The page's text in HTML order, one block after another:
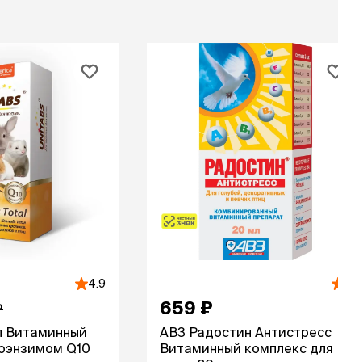
блох,
для
развивающие
Видеокамеры
Автоматический
Батарейки
Из натуральных
материалов
Игрушки с чипом
Интерактивные
С мятой
Текстильные
Дразнилки
Лазерные указки
4.9
Витаминный
Q10
659 ₽
АВЗ Радостин Антистресс
Витаминный комплекс для